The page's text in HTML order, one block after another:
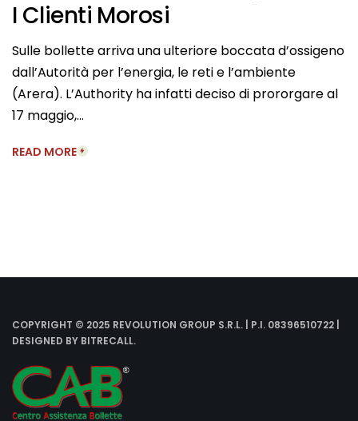
I Clienti Morosi
Sulle bollette arriva una ulteriore boccata d’ossigeno
dall’Autorità per l’energia, le reti e l’ambiente
(Arera). L’Authority ha infatti deciso di prororgare al
17 maggio,…
READ MORE
COPYRIGHT © 2025 REVOLUTION GROUP S.R.L. | P.I. 08396510722 |
DESIGNED BY BITRECALL.